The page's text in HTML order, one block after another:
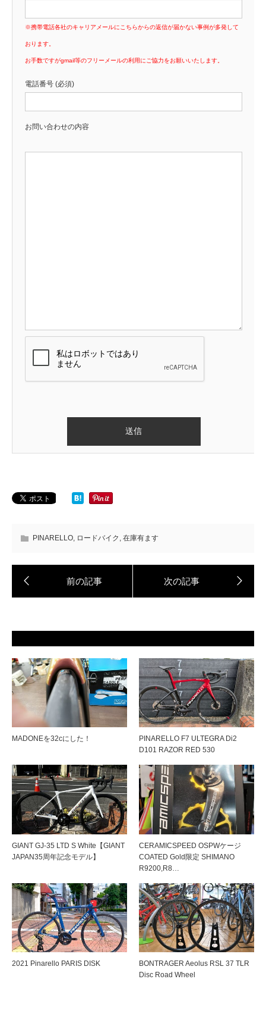
※携帯電話各社のキャリアメールにこちらからの返信が届かない事例が多発して
おります。
お手数ですがgmail等のフリーメールの利用にご協力をお願いいたします。
電話番号 (必須)
お問い合わせの内容
PINARELLO ロードバイク 在庫有ます
MADONEを32cにした！
PINARELLO F7 ULTEGRA Di2
D101 RAZOR RED 530
GIANT GJ-35 LTD S White【GIANT
JAPAN35周年記念モデル】
CERAMICSPEED OSPWケージ
COATED Gold限定 SHIMANO
R9200,R8…
2021 Pinarello PARIS DISK
BONTRAGER Aeolus RSL 37 TLR
Disc Road Wheel